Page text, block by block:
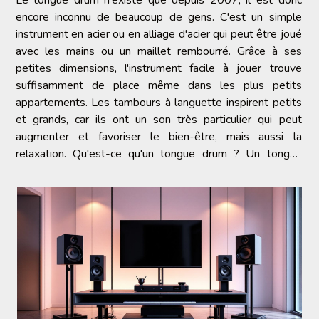
encore inconnu de beaucoup de gens. C'est un simple
instrument en acier ou en alliage d'acier qui peut être joué
avec les mains ou un maillet rembourré. Grâce à ses
petites dimensions, l'instrument facile à jouer trouve
suffisamment de place même dans les plus petits
appartements. Les tambours à languette inspirent petits
et grands, car ils ont un son très particulier qui peut
augmenter et favoriser le bien-être, mais aussi la
relaxation. Qu'est-ce qu'un tongue drum ? Un tongue